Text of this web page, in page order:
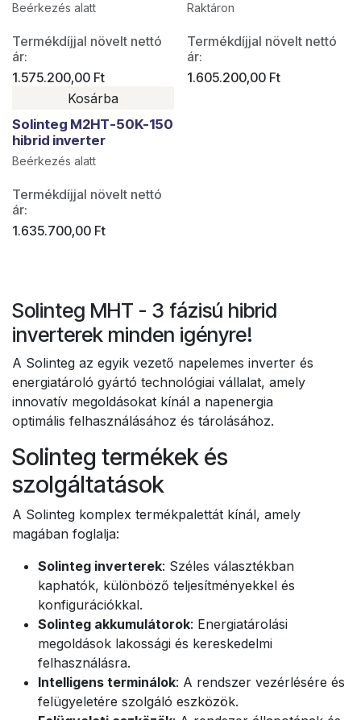
Beérkezés alatt
Termékdíjjal növelt nettó
ár:
1.575.200,00 Ft
Raktáron
Termékdíjjal növelt nettó
ár:
1.605.200,00Ft
Solinteg M2HT-50K-150
hibrid inverter
Beérkezés alatt
Kosárba
Termékdíjjal növelt nettó
ár:
1.635.700,00 Ft
Solinteg MHT - 3 fázisú hibrid
inverterek minden igényre!
A Solinteg az egyik vezető napelemes inverter és
energiatároló gyártó technológiai vállalat, amely
innovatív megoldásokat kínál a napenergia
optimális felhasználásához és tárolásához.
Solinteg termékek és
szolgáltatások
A Solinteg komplex termékpalettát kínál, amely
magában foglalja:
Solinteg inverterek: Széles választékban
kaphatók, különböző teljesítményekkel és
konfigurációkkal.
Solinteg akkumulátorok: Energiatárolási
megoldások lakossági és kereskedelmi
felhasználásra.
Intelligens terminálok: A rendszer vezérlésére és
felügyeletére szolgáló eszközök.